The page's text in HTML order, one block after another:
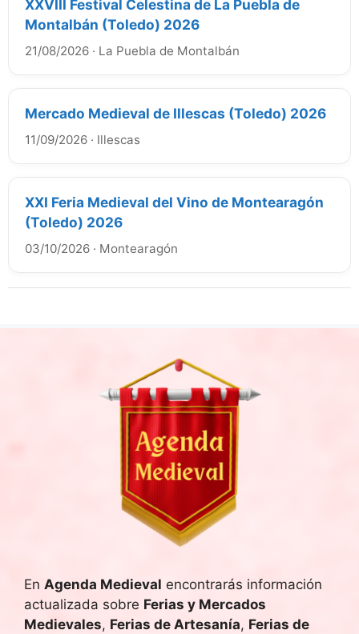
XXVIII Festival Celestina de La Puebla de
Montalbán (Toledo) 2026
21/08/2026 · La Puebla de Montalbán
Mercado Medieval de Illescas (Toledo) 2026
11/09/2026 · Illescas
XXI Feria Medieval del Vino de Montearagón
(Toledo) 2026
03/10/2026 · Montearagón
En Agenda Medieval encontrarás información
actualizada sobre Ferias y Mercados
Medievales, Ferias de Artesanía, Ferias de